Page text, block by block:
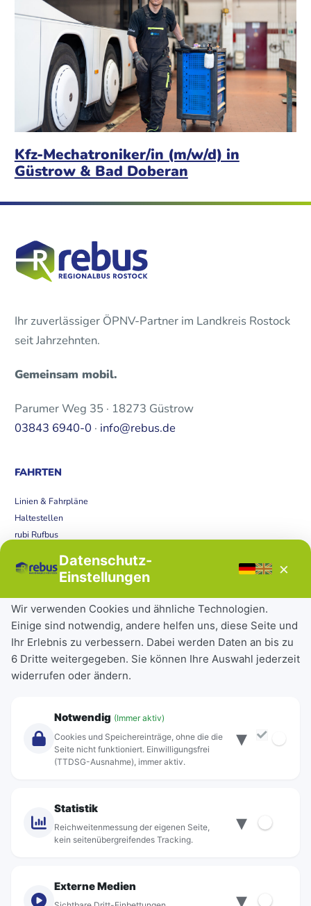
Kfz-Mechatroniker/in (m/w/d) in
Güstrow & Bad Doberan
Ihr zuverlässiger ÖPNV-Partner im Landkreis Rostock
seit Jahrzehnten.
Gemeinsam mobil.
Parumer Weg 35 · 18273 Güstrow
03843 6940-0 · info@rebus.de
FAHRTEN
Linien & Fahrpläne
Haltestellen
rubi Rufbus
Störungen
Tickets & Tarife
Deutschlandticket
Schülerkarte
Einzeltickets
Abonnements
Über Rebus
Standorte
Datenschutz-
Einstellungen
×
Wir verwenden Cookies und ähnliche Technologien.
Einige sind notwendig, andere helfen uns, diese Seite und
Ihr Erlebnis zu verbessern. Dabei werden Daten an bis zu
6 Dritte weitergegeben. Sie können Ihre Auswahl jederzeit
widerrufen oder ändern.
Notwendig (Immer aktiv)
Cookies und Speichereinträge, ohne die die
Seite nicht funktioniert. Einwilligungsfrei
(TTDSG-Ausnahme), immer aktiv.
▾
Statistik
Reichweitenmessung der eigenen Seite,
kein seitenübergreifendes Tracking.
▾
Externe Medien
▾